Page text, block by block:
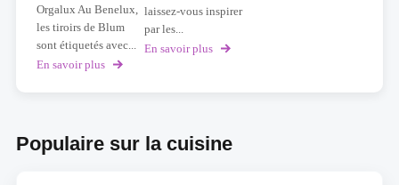
Orgalux Au Benelux,
les tiroirs de Blum
sont étiquetés avec...
En savoir plus
sur
recevez
laissez-vous inspirer
par les...
En savoir plus
sur
vous
Populaire sur la cuisine